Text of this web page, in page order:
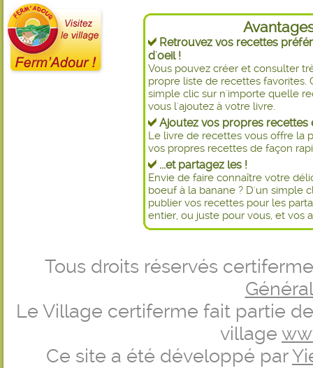
Retrouvez vos recettes
d'oeil !
Vous pouvez créer et consulter
propre liste de recettes favorites.
simple clic sur n'importe quelle
vous l'ajoutez à votre livre.
Ajoutez vos propres recettes
Le livre de recettes vous offre la
vos propres recettes de façon
...et partagez les !
Envie de faire connaître votre
boeuf à la banane ? D'un simple
publier vos recettes pour les
entier, ou juste pour vous, et vos
Tous droits réservés
Le Village certiferme fait partie
village
Ce site a été développé par